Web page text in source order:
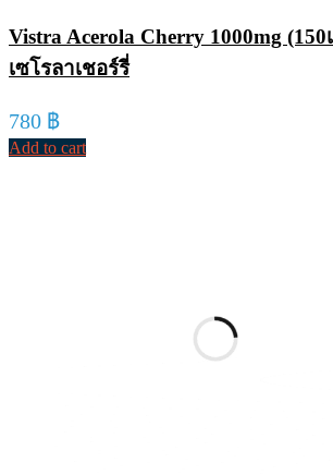
Vistra Acerola Cherry 1000mg
เซโรลาเชอร์รี่
780 ฿
Add to cart